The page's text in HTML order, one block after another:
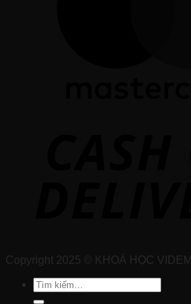
Copyright 2025 © KHOÁ HỌC VIDEMI
Tìm
kiếm: